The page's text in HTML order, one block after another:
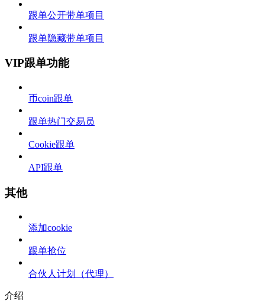
跟单公开带单项目
跟单隐藏带单项目
VIP跟单功能
币coin跟单
跟单热门交易员
Cookie跟单
API跟单
其他
添加cookie
跟单抢位
合伙人计划（代理）
介绍